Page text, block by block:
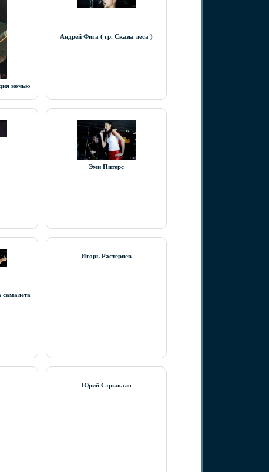
ночью
Андрей Фига ( гр. Сказы леса )
Эми Питерс
самалета
Игорь Растеряев
Юрий Стрыкало